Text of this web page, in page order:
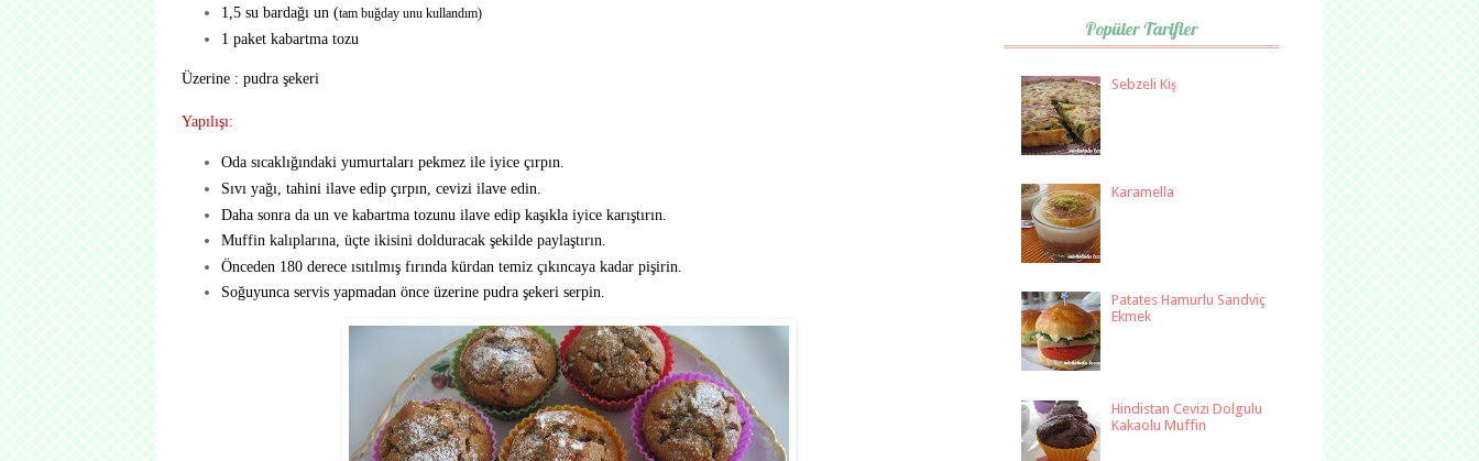
1,5 su bardağı un (tam buğday unu kullandım)
1 paket kabartma tozu
Üzerine : pudra şekeri
Yapılışı:
Oda sıcaklığındaki yumurtaları pekmez ile iyice çırpın.
Sıvı yağı, tahini ilave edip çırpın, cevizi ilave edin.
Daha sonra da un ve kabartma tozunu ilave edip kaşıkla iyice karıştırın.
Muffin kalıplarına, üçte ikisini dolduracak şekilde paylaştırın.
Önceden 180 derece ısıtılmış fırında kürdan temiz çıkıncaya kadar pişirin.
Soğuyunca servis yapmadan önce üzerine pudra şekeri serpin.
Popüler Tarifler
Sebzeli Kiş
Karamella
Patates Hamurlu Sandviç
Ekmek
Hindistan Cevizi Dolgulu
Kakaolu Muffin